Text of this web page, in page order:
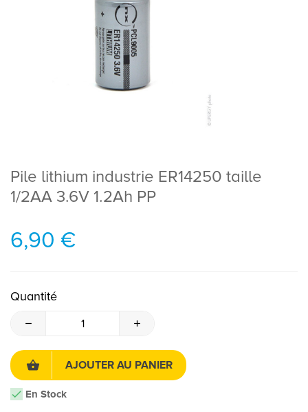
Pile lithium industrie ER14250 taille
1/2AA 3.6V 1.2Ah PP
6,90 €
Quantité
AJOUTER AU PANIER
En Stock